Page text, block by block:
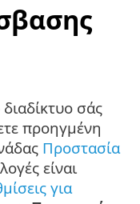
σάς
προηγμένη
Προστασία
είναι
για